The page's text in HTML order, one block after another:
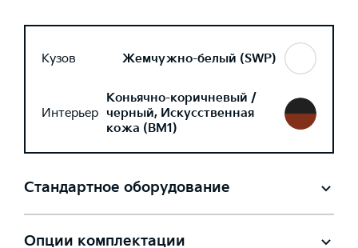
Кузов Жемчужно-белый (SWP)
Интерьер
Коньячно-коричневый /
черный, Искусственная
кожа (BM1)
Стандартное оборудование
Опции комплектации